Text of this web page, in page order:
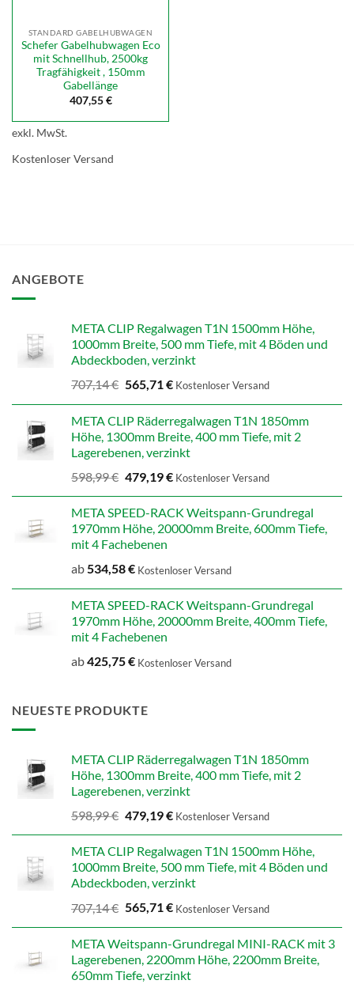
STANDARD GABELHUBWAGEN
Schefer Gabelhubwagen Eco
mit Schnellhub, 2500kg
Tragfähigkeit , 150mm
Gabellänge
407,55€
exkl. MwSt.
Kostenloser Versand
ANGEBOTE
META CLIP Regalwagen T1N 1500mm Höhe,
1000mm Breite, 500 mm Tiefe, mit 4 Böden und
Abdeckboden, verzinkt
707,14€ Ursprünglicher
Preis
707,14 €
565,71€Aktueller
565,71 €.
Kostenloser Versand
META CLIP Räderregalwagen T1N 1850mm
Höhe, 1300mm Breite, 400 mm Tiefe, mit 2
Lagerebenen, verzinkt
598,99€ Ursprünglicher
Preis
598,99 €
479,19€Aktueller
479,19 €.
Kostenloser Versand
META SPEED-RACK Weitspann-Grundregal
1970mm Höhe, 20000mm Breite, 600mm Tiefe,
mit 4 Fachebenen
ab534,58€ Kostenloser Versand
META SPEED-RACK Weitspann-Grundregal
1970mm Höhe, 20000mm Breite, 400mm Tiefe,
mit 4 Fachebenen
ab425,75€ Kostenloser Versand
NEUESTE PRODUKTE
META CLIP Räderregalwagen T1N 1850mm
Höhe, 1300mm Breite, 400 mm Tiefe, mit 2
Lagerebenen, verzinkt
598,99€ Ursprünglicher
Preis
598,99 €
479,19€Aktueller
479,19 €.
Kostenloser Versand
META CLIP Regalwagen T1N 1500mm Höhe,
1000mm Breite, 500 mm Tiefe, mit 4 Böden und
Abdeckboden, verzinkt
707,14€ Ursprünglicher
707,14 €
565,71€Aktueller
565,71 €.
Kostenloser Versand
META Weitspann-Grundregal MINI-RACK mit 3
Lagerebenen, 2200mm Höhe, 2200mm Breite,
650mm Tiefe, verzinkt